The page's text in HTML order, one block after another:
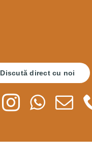
Discută direct cu noi